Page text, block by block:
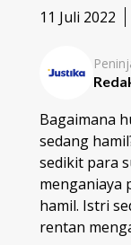
11 Juli 2022
Bagaimana
sedang
sedikit para
menganiaya
hamil. Istri
rentan